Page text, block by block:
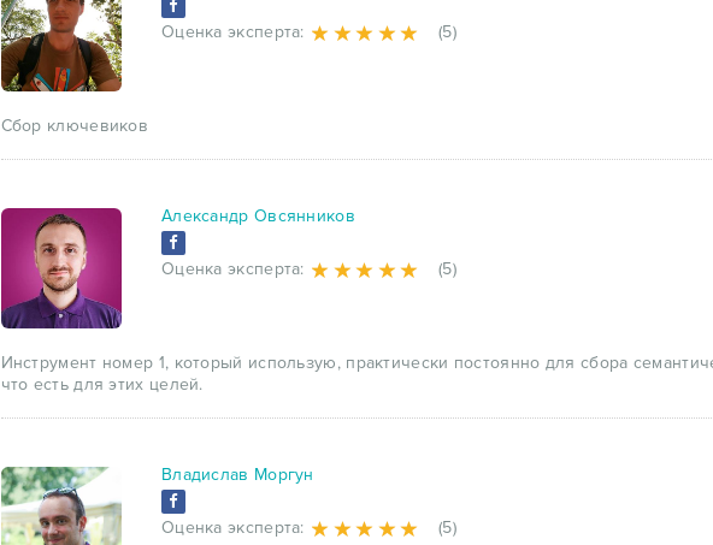
Оценка эксперта: (5)
Сбор ключевиков
Александр Овсянников
Оценка эксперта: (5)
Инструмент номер 1, который использую, практически постоянно для сбора
что есть для этих целей.
Владислав Моргун
Оценка эксперта: (5)